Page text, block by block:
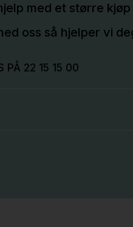
med et større
oss så hjelper vi
PÅ 22 15 15 00